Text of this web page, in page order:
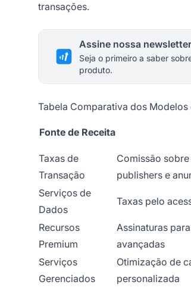
transações.
Assine nossa newsletter
Seja o primeiro a saber
produto.
Tabela Comparativa dos Modelos
Fonte de Receita
Taxas de
Transação
Comissão
publishers e
Serviços de
Dados
Taxas pelo
Recursos
Premium
Assinaturas
avançadas
Serviços
Gerenciados
Otimização de
personalizada